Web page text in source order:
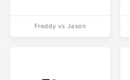
Freddy vs Jason